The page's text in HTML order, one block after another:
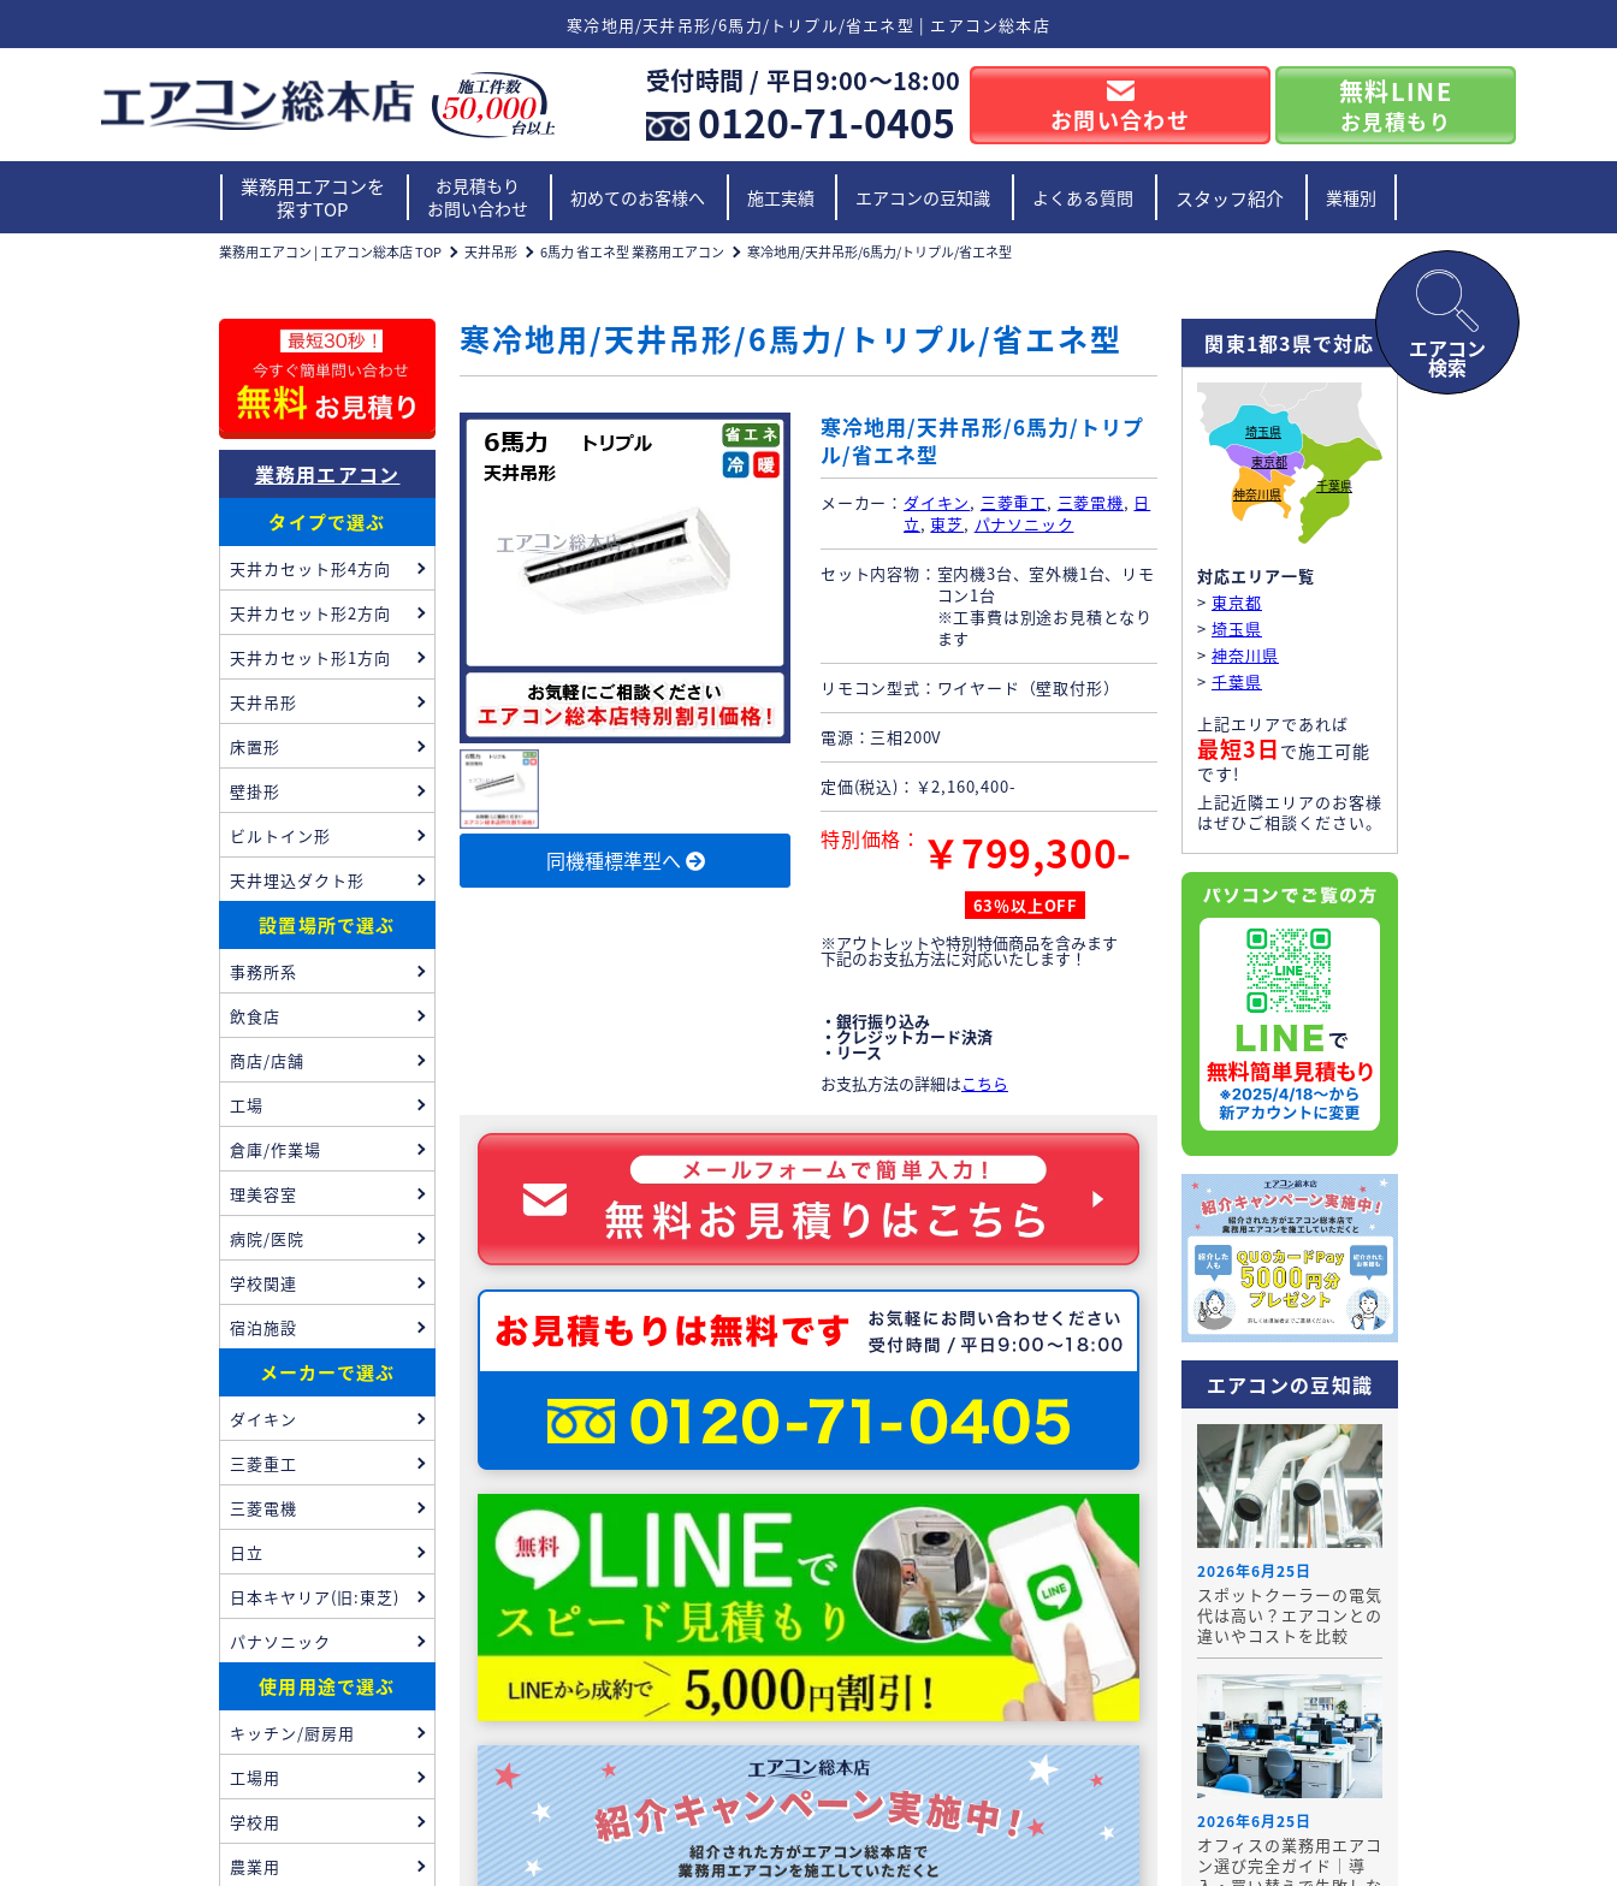
寒冷地用/天井吊形/6馬力/トリプル/省エネ型 | エアコン総本店
受付時間 / 平日9:00〜18:00
0120-71-0405 お問い合わせ
無料LINE
お見積もり
業務用エアコンを
探すTOP
お見積もり
お問い合わせ
初めてのお客様へ 施工実績 エアコンの豆知識 よくある質問 スタッフ紹介 業種別
エアコン
検索
業務用エアコン | エアコン総本店 TOP 天井吊形 6馬力 省エネ型 業務用エアコン 寒冷地用/天井吊形/6馬力/トリプル/省エネ型
寒冷地用/天井吊形/6馬力/トリプル/省エネ型
寒冷地用/天井吊形/6馬力/トリプ
ル/省エネ型
メーカー ダイキン, 三菱重工, 三菱電機, 日
立,東芝, パナソニック
セット内容物
室内機3台、室外機1台、リモ
コン1台
※工事費は別途お見積となり
ます
リモコン型式 ワイヤード（壁取付形）
電源 三相200V
定価(税込) ￥2,160,400-
特別価格 ￥799,300-
63％以上OFF
※アウトレットや特別特価商品を含みます
下記のお支払方法に対応いたします！
・銀行振り込み
・クレジットカード決済
・リース
お支払方法の詳細はこちら
同機種標準型へ
業務用エアコン
タイプで選ぶ
天井カセット形4方向
天井カセット形2方向
天井カセット形1方向
天井吊形
床置形
壁掛形
ビルトイン形
天井埋込ダクト形
設置場所で選ぶ
事務所系
飲食店
商店/店舗
工場
倉庫/作業場
理美容室
病院/医院
学校関連
宿泊施設
メーカーで選ぶ
ダイキン
三菱重工
三菱電機
日立
日本キヤリア(旧:東芝)
パナソニック
使用用途で選ぶ
キッチン/厨房用
工場用
学校用
農業用
関東1都3県で対応
東京都
埼玉県
神奈川県 千葉県
対応エリア一覧
> 東京都
> 埼玉県
> 神奈川県
> 千葉県
上記エリアであれば
最短3日 で施工可能
です!
上記近隣エリアのお客様
はぜひご相談ください。
エアコンの豆知識
2026年6月25日
スポットクーラーの電気
代は高い？エアコンとの
違いやコストを比較
2026年6月25日
オフィスの業務用エアコ
ン選び完全ガイド｜導